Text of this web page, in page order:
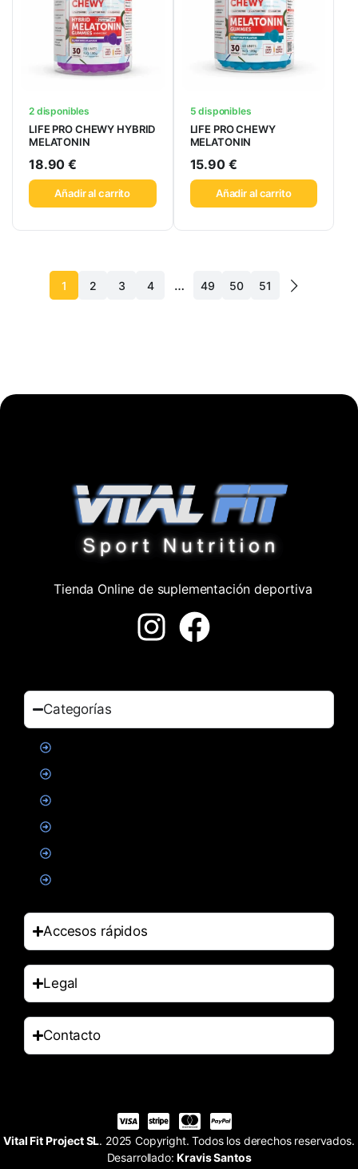
2 disponibles
LIFE PRO CHEWY HYBRID
MELATONIN
18.90€
Añadir al carrito
5 disponibles
LIFE PRO CHEWY
MELATONIN
15.90 €
Añadir al carrito
1 2 3 4 … 49 50 51
Tienda Online de suplementación deportiva
Categorías
Accesos rápidos
Legal
Contacto
Vital Fit Project SL. 2025 Copyright. Todos los derechos reservados.
Desarrollado:Kravis Santos